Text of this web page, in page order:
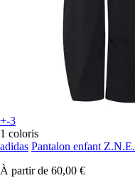
+-3
1 coloris
adidas Pantalon enfant Z.N.E.
À partir de 60,00 €